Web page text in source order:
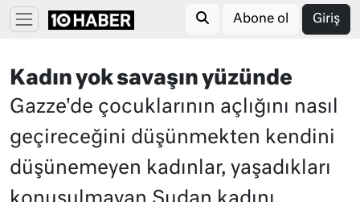
Abone ol Giriş
Kadın yok savaşın yüzünde
Gazze'de çocuklarının açlığını nasıl
geçireceğini düşünmekten kendini
düşünemeyen kadınlar, yaşadıkları